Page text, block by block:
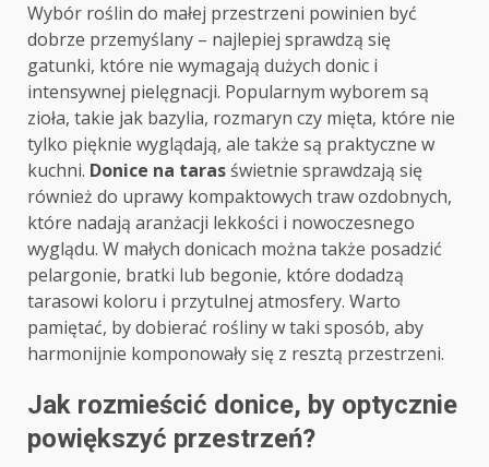
Wybór roślin do małej przestrzeni powinien być
dobrze przemyślany – najlepiej sprawdzą się
gatunki, które nie wymagają dużych donic i
intensywnej pielęgnacji. Popularnym wyborem są
zioła, takie jak bazylia, rozmaryn czy mięta, które nie
tylko pięknie wyglądają, ale także są praktyczne w
kuchni. Donice na taras świetnie sprawdzają się
również do uprawy kompaktowych traw ozdobnych,
które nadają aranżacji lekkości i nowoczesnego
wyglądu. W małych donicach można także posadzić
pelargonie, bratki lub begonie, które dodadzą
tarasowi koloru i przytulnej atmosfery. Warto
pamiętać, by dobierać rośliny w taki sposób, aby
harmonijnie komponowały się z resztą przestrzeni.
Jak rozmieścić donice, by optycznie
powiększyć przestrzeń?